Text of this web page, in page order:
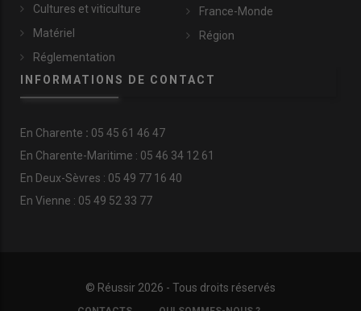
Cultures et viticulture
Matériel
Réglementation
France-Monde
Région
INFORMATIONS DE CONTACT
En Charente : 05 45 61 46 47
En Charente-Maritime : 05 46 34 12 61
En Deux-Sèvres : 05 49 77 16 40
En Vienne : 05 49 52 33 77
© Réussir 2026 - Tous droits réservés